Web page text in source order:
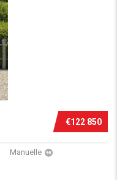
€122 850
Manuelle